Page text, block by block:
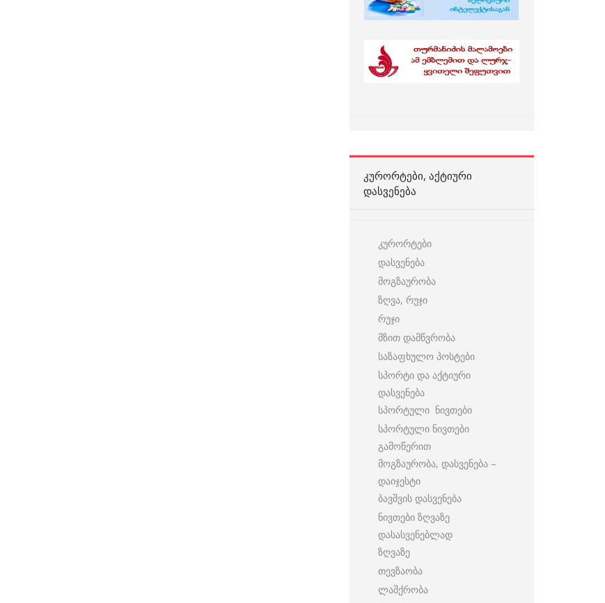
ᲙᲣᲠᲝᲠᲢᲔᲑᲘ, ᲐᲥᲢᲘᲣᲠᲘ
ᲓᲐᲡᲕᲔᲜᲔᲑᲐ
კურორტები
დასვენება
მოგზაურობა
ზღვა, რუჯი
რუჯი
მზით დამწვრობა
საზაფხულო პოსტები
სპორტი და აქტიური
დასვენება
სპორტული ნივთები
სპორტული ნივთები
გამოწერით
მოგზაურობა, დასვენება –
დაიჯესტი
ბავშვის დასვენება
ნივთები ზღვაზე
დასასვენებლად
ზღვაზე
თევზაობა
ლაშქრობა